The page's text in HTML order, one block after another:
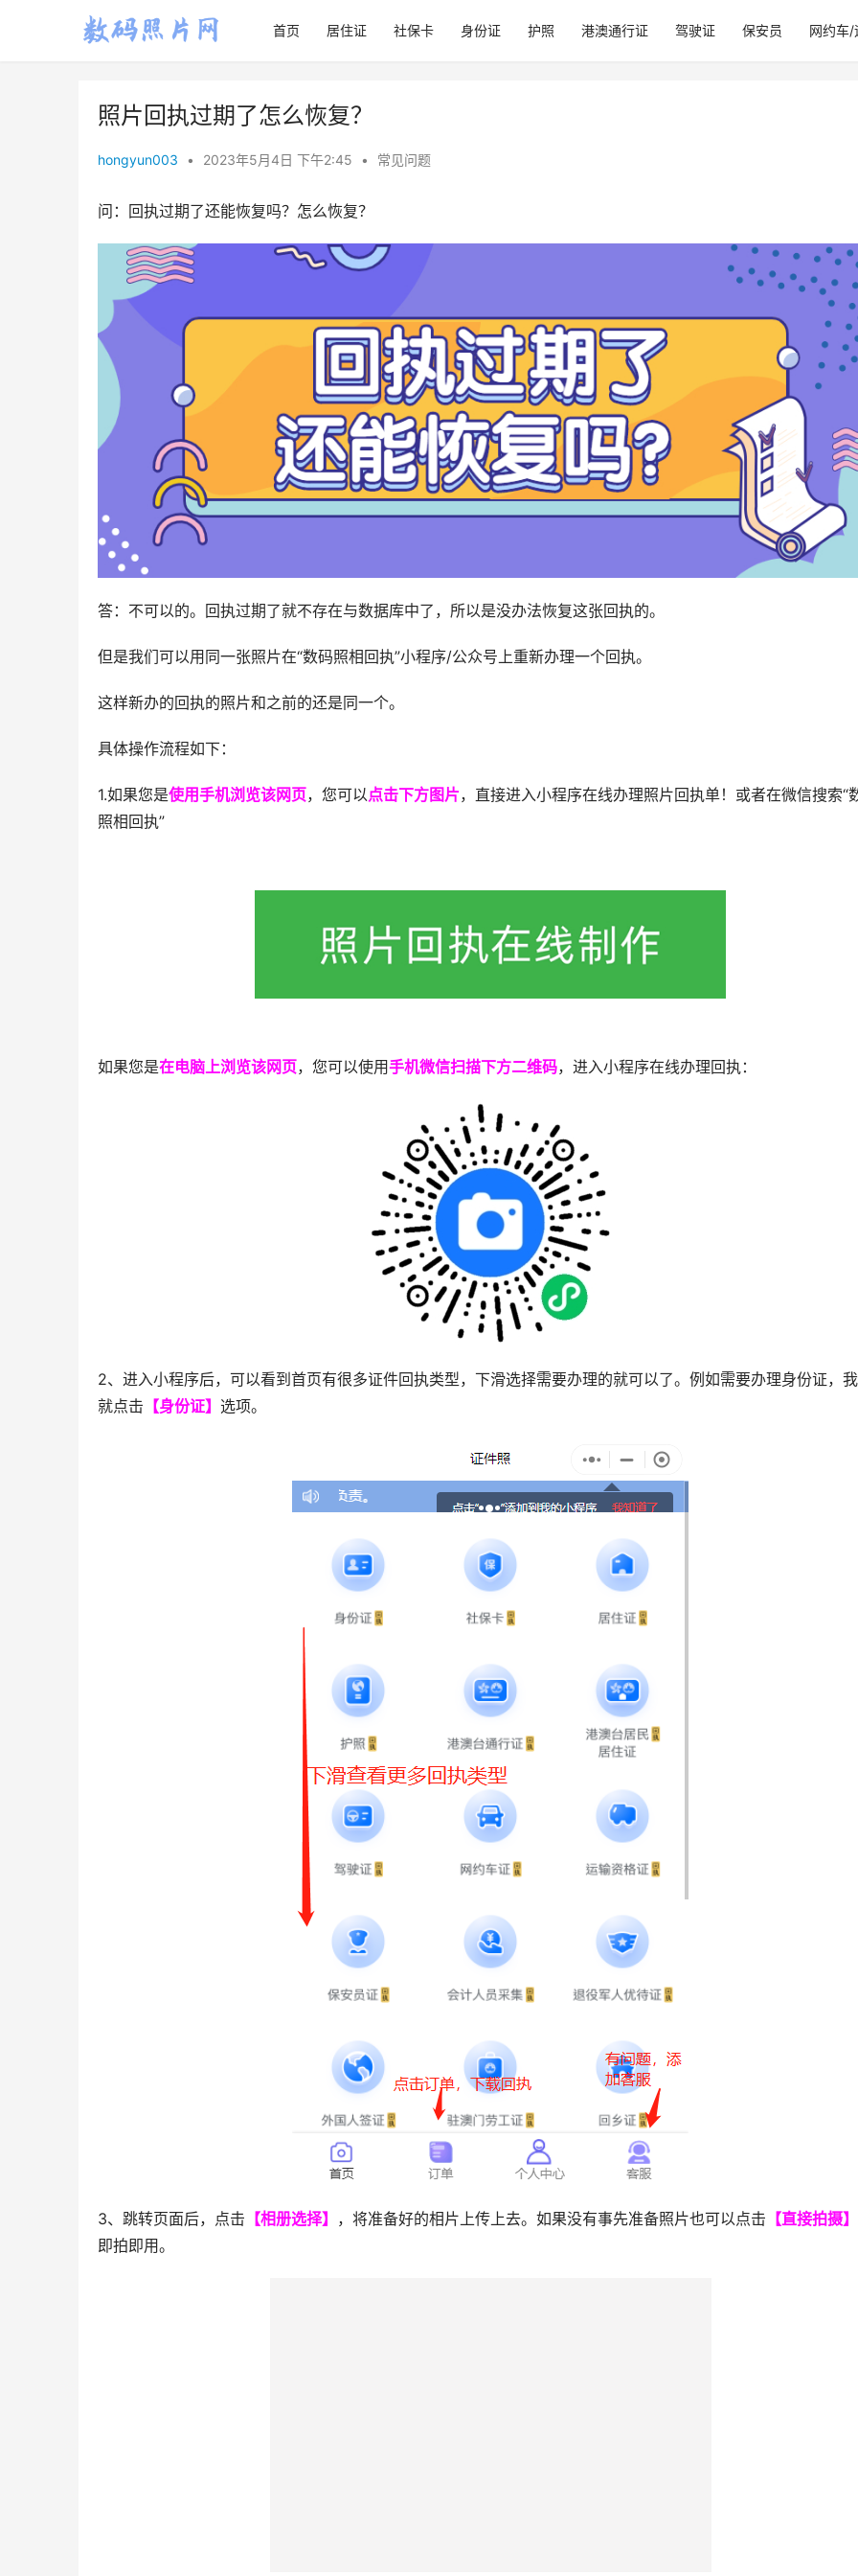
首页 居住证 社保卡 身份证 护照 港澳通行证 驾驶证 保安员 网约车/
照片回执过期了怎么恢复？
hongyun003 • 2023年5月4日 下午2:45 • 常见问题
问：回执过期了还能恢复吗？怎么恢复？
答：不可以的。回执过期了就不存在与数据库中了，所以是没办法恢复这张回执的。
但是我们可以用同一张照片在“数码照相回执”小程序/公众号上重新办理一个回执。
这样新办的回执的照片和之前的还是同一个。
具体操作流程如下：
1.如果您是使用手机浏览该网页，您可以 点击下方图片，直接进入小程序在线办理照片回执单！或者在微信搜索“
照相回执”
如果您是在电脑上浏览该网页，您可以使用手机微信扫描下方二维码，进入小程序在线办理回执：
2、进入小程序后，可以看到首页有很多证件回执类型，下滑选择需要办理的就可以了。例如需要办理身份证，
就点击 【身份证】 选项。
3、跳转页面后，点击 【相册选择】 ，将准备好的相片上传上去。如果没有事先准备照片也可以点击 【直接拍摄】
即拍即用。